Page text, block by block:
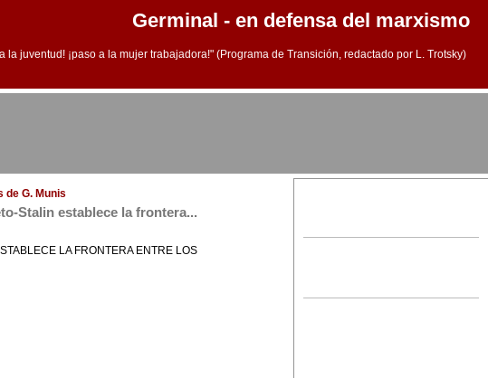
Germinal - en defensa del marxismo
la juventud! ¡paso a la mujer trabajadora!" (Programa de Transición, redactado por L. Trotsky)
de G. Munis
Stalin establece la frontera...
LA FRONTERA ENTRE LOS